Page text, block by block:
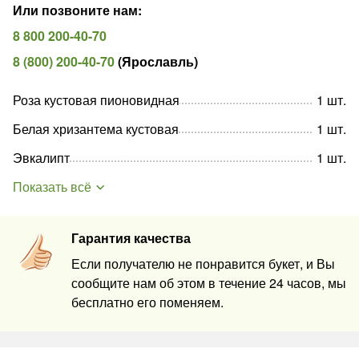
Или позвоните нам:
8 800 200-40-70
8 (800) 200-40-70(Ярославль)
Гарантия качества
Если получателю не понравится букет, и Вы
сообщите нам об этом в течение 24 часов, мы
бесплатно его поменяем.
Роза кустовая пионовидная 1 шт.
Белая хризантема кустовая
1 шт.
Эвкалипт
1 шт.
Показать всё